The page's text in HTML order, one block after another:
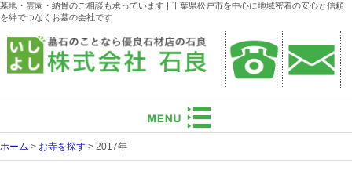
墓地・霊園・納骨のご相談も承っています | 千葉県松戸市を中心に地域密着の安心と信頼
を絆でつなぐお墓の会社です
ホーム > お寺を探す > 2017年